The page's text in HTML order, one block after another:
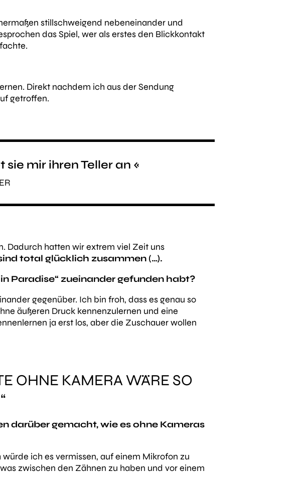
stillschweigend nebeneinander und
das Spiel, wer als erstes den Blickkontakt
Direkt nachdem ich aus der Sendung
getroffen.
mir ihren Teller an «
Dadurch hatten wir extrem viel Zeit uns
total glücklich zusammen (…).
Paradise“ zueinander gefunden habt?
gegenüber. Ich bin froh, dass es genau so
äußeren Druck kennenzulernen und eine
ja erst los, aber die Zuschauer wollen
OHNE KAMERA WÄRE SO
darüber gemacht, wie es ohne Kameras
ich es vermissen, auf einem Mikrofon zu
zwischen den Zähnen zu haben und vor einem